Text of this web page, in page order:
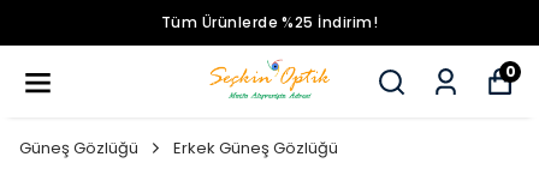
Tüm Ürünlerde %25 İndirim!
0
Güneş Gözlüğü Erkek Güneş Gözlüğü